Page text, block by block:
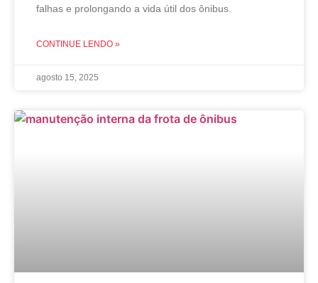
falhas e prolongando a vida útil dos ônibus.
CONTINUE LENDO »
agosto 15, 2025